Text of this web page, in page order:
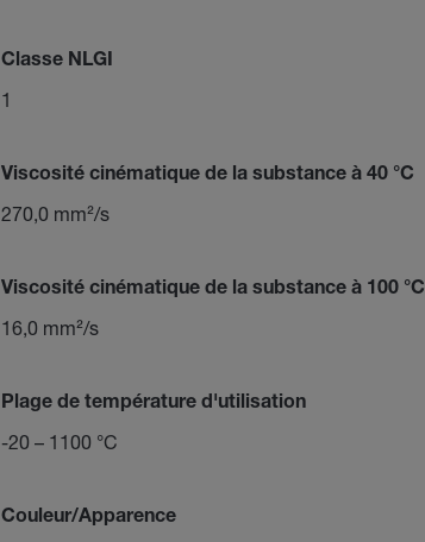
Classe NLGI
1
Viscosité cinématique de la substance à 40 °C
270,0 mm²/s
Viscosité cinématique de la substance à 100 °C
16,0 mm²/s
Plage de température d'utilisation
-20 – 1100 °C
Couleur/Apparence